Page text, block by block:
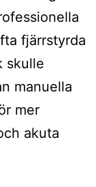
fjärrstyrda
skulle
manuella
mer
akuta